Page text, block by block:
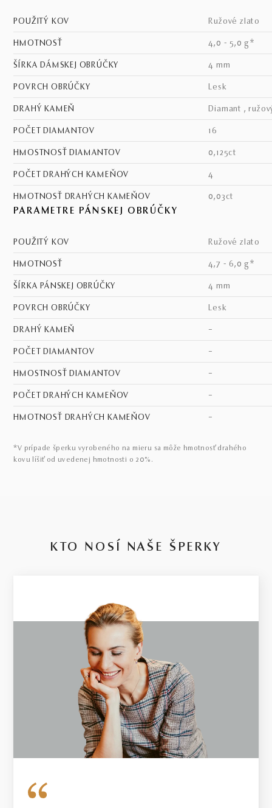
POUŽITÝ KOV ružové zlato
HMOTNOSŤ 4,0 - 5,0 g*
ŠÍRKA DÁMSKEJ OBRÚČKY 4 mm
POVRCH OBRÚČKY lesk
DRAHÝ KAMEŇ diamant ,
POČET DIAMANTOV 16
HMOSTNOSŤ DIAMANTOV 0,125ct
POČET DRAHÝCH KAMEŇOV 4
HMOTNOSŤ DRAHÝCH KAMEŇOV 0,03ct
PARAMETRE PÁNSKEJ OBRÚČKY
POUŽITÝ KOV ružové zlato
HMOTNOSŤ 4,7 - 6,0 g*
ŠÍRKA PÁNSKEJ OBRÚČKY 4 mm
POVRCH OBRÚČKY lesk
DRAHÝ KAMEŇ –
POČET DIAMANTOV –
HMOSTNOSŤ DIAMANTOV –
POČET DRAHÝCH KAMEŇOV –
HMOTNOSŤ DRAHÝCH KAMEŇOV –
*V prípade šperku vyrobeného na mieru sa môže hmotnosť drahého
kovu líšiť od uvedenej hmotnosti o 20%.
KTO NOSÍ NAŠE ŠPERKY